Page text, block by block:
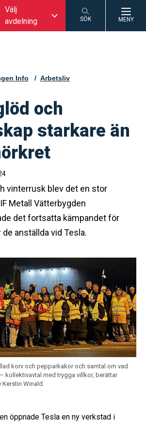
Välj
avdelning
SÖK MENY
Info Arbetsliv
och
starkare än
vinterrusk blev det en stor
Metall Vätterbygden
det fortsatta kämpandet för
anställda vid Tesla.
korv och pepparkakor och samtal om vad
kollektivavtal med trygga villkor, berättar
Winald.
öppnade Tesla en ny verkstad i